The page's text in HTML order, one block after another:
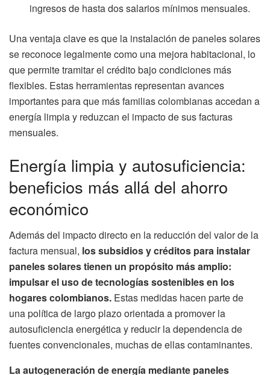
ingresos de hasta dos salarios mínimos mensuales.
Una ventaja clave es que la instalación de paneles solares
se reconoce legalmente como una mejora habitacional, lo
que permite tramitar el crédito bajo condiciones más
flexibles. Estas herramientas representan avances
importantes para que más familias colombianas accedan a
energía limpia y reduzcan el impacto de sus facturas
mensuales.
Energía limpia y autosuficiencia:
beneficios más allá del ahorro
económico
Además del impacto directo en la reducción del valor de la
factura mensual, los subsidios y créditos para instalar
paneles solares tienen un propósito más amplio:
impulsar el uso de tecnologías sostenibles en los
hogares colombianos. Estas medidas hacen parte de
una política de largo plazo orientada a promover la
autosuficiencia energética y reducir la dependencia de
fuentes convencionales, muchas de ellas contaminantes.
La autogeneración de energía mediante paneles